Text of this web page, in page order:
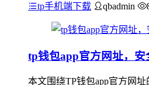
tp手机端下载 qbadmin
tp钱包app官方网址，
本文围绕TP钱包app官方网